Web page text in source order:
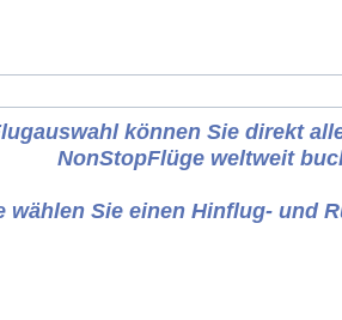
können Sie direkt
NonStopFlüge weltweit
wählen Sie einen Hinflug- und